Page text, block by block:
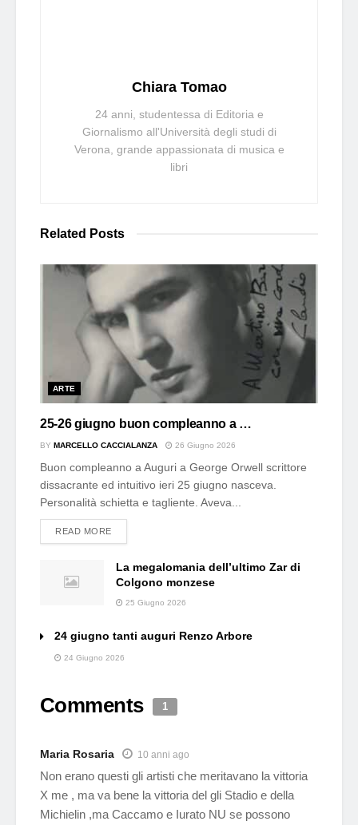
Chiara Tomao
24 anni, studentessa di Editoria e
Giornalismo all'Università degli studi di
Verona, grande appassionata di musica e
libri
Related Posts
ARTE
25-26 giugno buon compleanno a …
BY MARCELLO CACCIALANZA 26 Giugno 2026
Buon compleanno a Auguri a George Orwell scrittore
dissacrante ed intuitivo ieri 25 giugno nasceva.
Personalità schietta e tagliente. Aveva...
READ MOREDETAILS
La megalomania dell’ultimo Zar di
Colgono monzese
25 Giugno 2026
24 giugno tanti auguri Renzo Arbore
24 Giugno 2026
Comments 1
Maria Rosaria 10 anni ago
Non erano questi gli artisti che meritavano la vittoria
X me , ma va bene la vittoria del gli Stadio e della
Michielin ,ma Caccamo e Iurato NU se possono